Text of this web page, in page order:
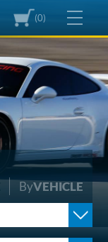
(0)
ByVEHICLE